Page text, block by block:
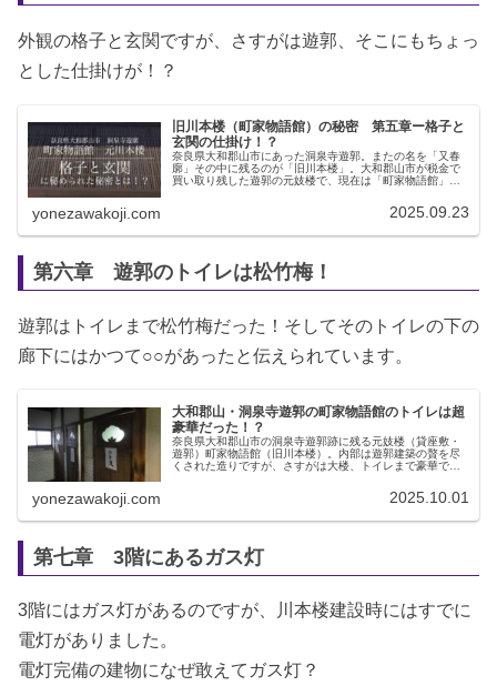
外観の格子と玄関ですが、さすがは遊郭、そこにもちょっ
とした仕掛けが！？
旧川本楼（町家物語館）の秘密 第五章ー格子と
玄関の仕掛け！？
奈良県大和郡山市にあった洞泉寺遊郭。またの名を「又春
廓」その中に残るのが「旧川本楼」。大和郡山市が税金で
買い取り残した遊郭の元妓楼で、現在は「町家物語館」と
yonezawakoji.com 2025.09.23
第六章 遊郭のトイレは松竹梅！
遊郭はトイレまで松竹梅だった！そしてそのトイレの下の
廊下にはかつて○○があったと伝えられています。
大和郡山・洞泉寺遊郭の町家物語館のトイレは超
豪華だった！？
奈良県大和郡山市の洞泉寺遊郭跡に残る元妓楼（貸座敷・
遊郭）町家物語館（旧川本楼）。内部は遊郭建築の贅を尽
くされた造りですが、さすがは大楼、トイレまで豪華でし
yonezawakoji.com 2025.10.01
第七章 3階にあるガス灯
3階にはガス灯があるのですが、川本楼建設時にはすでに
電灯がありました。
電灯完備の建物になぜ敢えてガス灯？